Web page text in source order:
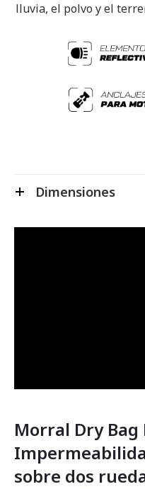
lluvia, el polvo y el
Dimensiones
Morral Dry Bag
sobre dos